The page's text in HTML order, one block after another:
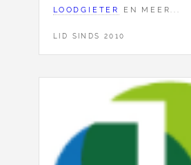
LOODGIETER
EN MEER...
LID SINDS 2010